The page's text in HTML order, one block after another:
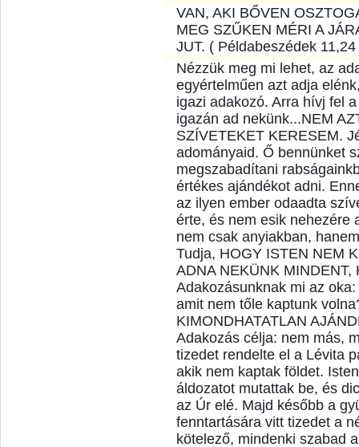
VAN, AKI BŐVEN
MEG SZŰKEN MÉRI A
JUT. ( Példabeszédek 11,24
Nézzük meg mi lehet, az
egyértelműen azt adja
igazi adakozó. Arra hívj fel
igazán ad nekünk...NEM
SZÍVETEKET KERESEM.
adományaid. Ő bennünket
megszabadítani
értékes ajándékot adni.
az ilyen ember odaadta
érte, és nem esik nehezére
nem csak anyiakban,
Tudja, HOGY ISTEN NEM
ADNA NEKÜNK
Adakozásunknak mi az
amit nem tőle kaptunk
KIMONDHATATLAN
Adakozás célja: nem más,
tizedet rendelte el a Lévita
akik nem kaptak földet.
áldozatot mutattak be, és
az Úr elé. Majd később a
fenntartására vitt tizedet a
kötelező, mindenki szabad